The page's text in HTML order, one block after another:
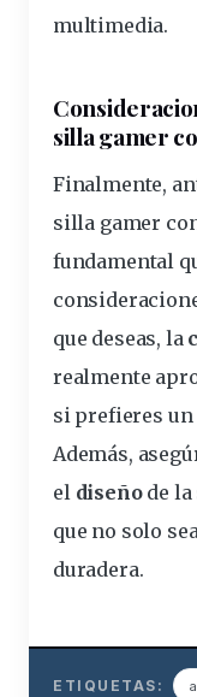
multimedia.
silla gamer
Finalmente,
silla gamer
fundamental
que deseas, la
realmente
si prefieres un
Además,
el diseñode la
que no solo
duradera.
ETIQUETAS: